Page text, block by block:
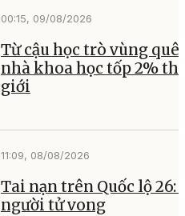
00:15, 09/08/2026
Từ cậu học trò vùng quê
nhà khoa học tốp 2%
giới
11:09, 08/08/2026
Tai nạn trên Quốc lộ 26:
người tử vong